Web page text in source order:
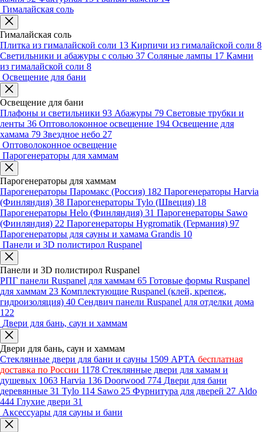
Гималайская соль
Гималайская соль
Плитка из гималайской соли 13 Кирпичи из гималайской соли 8
Светильники и абажуры с солью 37 Соляные лампы 17 Камни
из гималайской соли 8
Освещение для бани
Освещение для бани
Плафоны и светильники 93 Абажуры 79 Световые трубки и
ленты 36 Оптоволоконное освещение 194 Освещение для
хамама 79 Звездное небо 27
Оптоволоконное освещение
Парогенераторы для хаммам
Парогенераторы для хаммам
Парогенераторы Паромакс (Россия) 182 Парогенераторы Harvia
(Финляндия) 38 Парогенераторы Tylo (Швеция) 18
Парогенераторы Helo (Финляндия) 31 Парогенераторы Sawo
(Финляндия) 22 Парогенераторы Hygromatik (Германия) 97
Парогенераторы для сауны и хамама Grandis 10
Панели и 3D полистирол Ruspanel
Панели и 3D полистирол Ruspanel
РПГ панели Ruspanel для хаммам 65 Готовые формы Ruspanel
для хаммам 23 Комплектующие Ruspanel (клей, крепеж,
гидроизоляция) 40 Сендвич панели Ruspanel для отделки дома
122
Двери для бань, саун и хаммам
Двери для бань, саун и хаммам
Стеклянные двери для бани и сауны 1509 АРТА бесплатная
доставка по России 1178 Стеклянные двери для хамам и
душевых 1063 Harvia 136 Doorwood 774 Двери для бани
деревянные 31 Tylo 114 Sawo 25 Фурнитура для дверей 27 Aldo
444 Глухие двери 31
Аксессуары для сауны и бани